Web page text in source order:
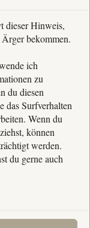
dieser Hinweis,
bekommen.
ich
zu
du diesen
das Surfverhalten
Wenn du
können
werden.
du gerne auch